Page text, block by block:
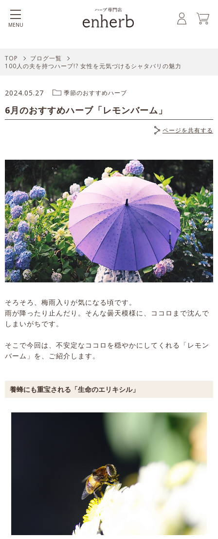
MENU
TOP
ブログ一覧
100人の夫を持つハーブ!? 女性を元気づけるシャタバリの魅力
2024.05.27 季節のおすすめハーブ
6月のおすすめハーブ「レモンバーム」
ページを共有する
そろそろ、梅雨入りが気になる頃です。
雨が降ったり止んだり。そんな曇天模様に、ココロまで沈んで
しまいがちです。
そこで今回は、不安定なココロを穏やかにしてくれる「レモン
バーム」を、ご紹介します。
養蜂にも重宝される「生命のエリキシル」